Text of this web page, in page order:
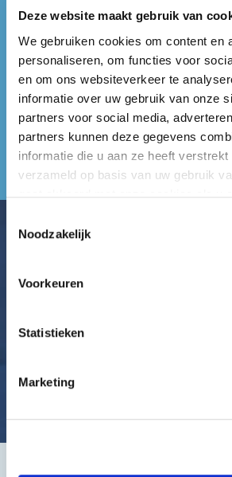
Deze website maakt gebruik van
We gebruiken cookies om content en
personaliseren, om functies voor
en om ons websiteverkeer te
informatie over uw gebruik van onze
partners voor social media,
partners kunnen deze gegevens
informatie die u aan ze heeft verstrekt
verzameld op basis van uw gebruik
Noodzakelijk
Voorkeuren
Statistieken
Marketing